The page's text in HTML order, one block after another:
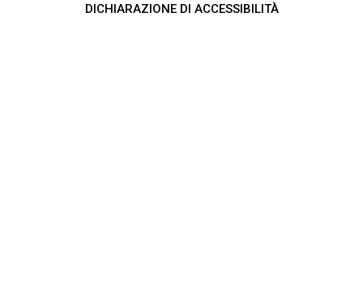
DICHIARAZIONE DI ACCESSIBILITÀ